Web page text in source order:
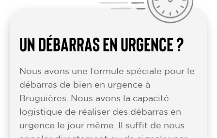
UN DÉBARRAS EN URGENCE ?
Nous avons une formule spéciale pour le
débarras de bien en urgence à
Bruguières. Nous avons la capacité
logistique de réaliser des débarras en
urgence le jour même. Il suffit de nous